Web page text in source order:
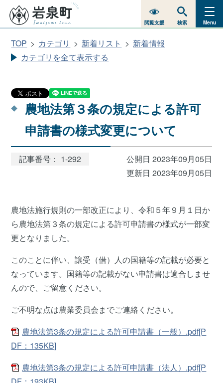
閲覧支援 検索 Menu
TOP カテゴリ 新着リスト
新着情報
カテゴリを全て表示する
農地法第３条の規定による許可
申請書の様式変更について
記事番号： 1-292
公開日 2023年09月05日
更新日 2023年09月05日
農地法施行規則の一部改正により、令和５年９月１日か
ら農地法第３条の規定による許可申請書の様式が一部変
更となりました。
このことに伴い、譲受（借）人の国籍等の記載が必要と
なっています。国籍等の記載がない申請書は適合しませ
んので、ご留意ください。
ご不明な点は農業委員会までご連絡ください。
農地法第3条の規定による許可申請書（一般）.pdf[P
DF：135KB]
農地法第3条の規定による許可申請書（法人）.pdf[P